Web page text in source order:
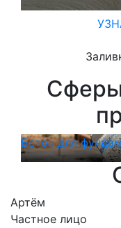
Бетон для
Артём
Частное лицо